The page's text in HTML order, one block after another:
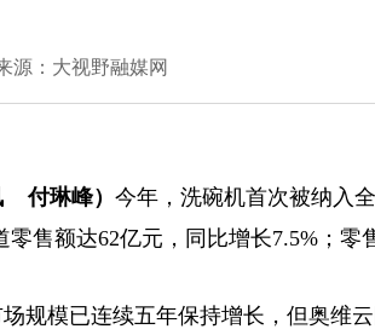
源：大视野融媒网
付琳峰） 今年，洗碗机首次被纳入
售额达62亿元，同比增长7.5%；零
模已连续五年保持增长，但奥维云